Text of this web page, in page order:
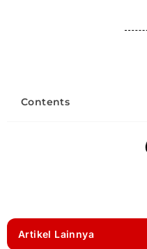
Contents
Artikel Lainnya